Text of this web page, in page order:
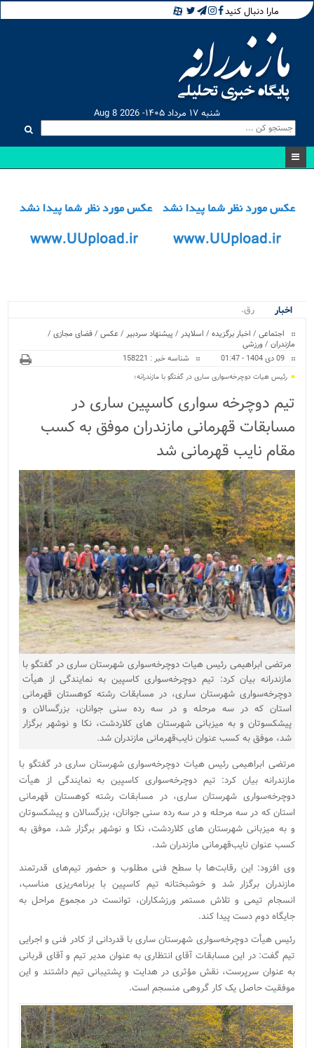
مارا دنبال کنید
شنبه ۱۷ مرداد ۱۴۰۵- Aug 8 2026
اخبار
رقابت نفس_
اجتماعی / اخبار برگزیده / اسلایدر / پیشنهاد سردبیر / عکس /فضای مجازی /
مازندران /ورزشی
09 دی 1404 - 01:47
شناسه خبر : 158221
رئیس هیات دوچرخه‌سواری ساری در گفتگو با مازندرانه؛
تیم‌ دوچرخه سواری کاسپین ساری در
مسابقات قهرمانی مازندران موفق به کسب
مقام نایب قهرمانی شد
مرتضی ابراهیمی رئیس هیات دوچرخه‌سواری شهرستان ساری در گفتگو با
مازندرانه بیان کرد: تیم دوچرخه‌سواری کاسپین به نمایندگی از هیأت
دوچرخه‌سواری شهرستان ساری، در مسابقات رشته کوهستان قهرمانی
استان که در سه مرحله و در سه رده سنی جوانان، بزرگسالان و
پیشکسوتان و به میزبانی شهرستان‌ های کلاردشت، نکا و نوشهر برگزار
شد، موفق به کسب عنوان نایب‌قهرمانی مازندران شد.
مرتضی ابراهیمی رئیس هیات دوچرخه‌سواری شهرستان ساری در گفتگو با
مازندرانه بیان کرد: تیم دوچرخه‌سواری کاسپین به نمایندگی از هیأت
دوچرخه‌سواری شهرستان ساری، در مسابقات رشته کوهستان قهرمانی
استان که در سه مرحله و در سه رده سنی جوانان، بزرگسالان و پیشکسوتان
و به میزبانی شهرستان‌ های کلاردشت، نکا و نوشهر برگزار شد، موفق به
کسب عنوان نایب‌قهرمانی مازندران شد.
وی افزود: این رقابت‌ها با سطح فنی مطلوب و حضور تیم‌های قدرتمند
مازندران برگزار شد و خوشبختانه تیم کاسپین با برنامه‌ریزی مناسب،
انسجام تیمی و تلاش مستمر ورزشکاران، توانست در مجموع مراحل به
جایگاه دوم دست پیدا کند.
رئیس هیأت دوچرخه‌سواری شهرستان ساری با قدردانی از کادر فنی و اجرایی
تیم گفت: در این مسابقات آقای انتظاری به عنوان مدیر تیم و آقای قربانی
به عنوان سرپرست، نقش مؤثری در هدایت و پشتیبانی تیم داشتند و این
موفقیت حاصل یک کار گروهی منسجم است.